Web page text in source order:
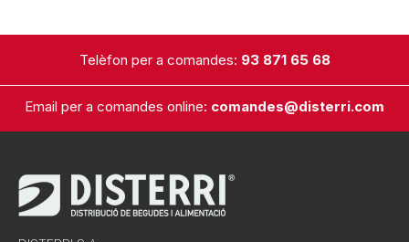
Telèfon per a comandes: 93 871 65 68
Email per a comandes online: comandes@disterri.com